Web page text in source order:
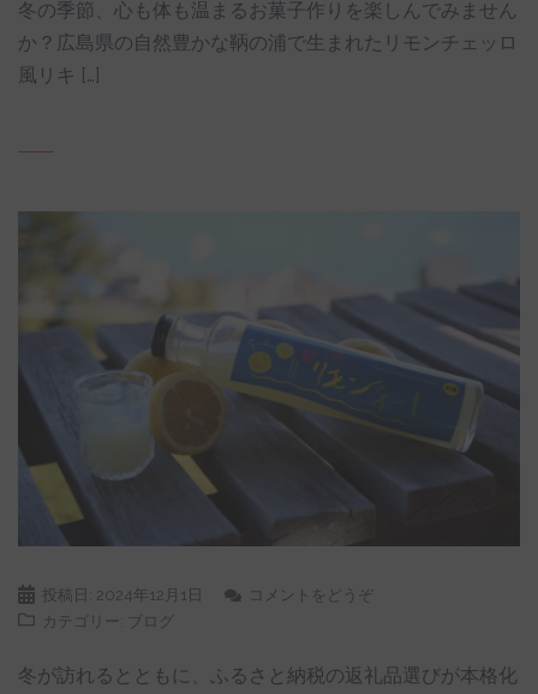
冬の季節、心も体も温まるお菓子作りを楽しんでみません
か？広島県の自然豊かな鞆の浦で生まれたリモンチェッロ
風リキ […]
投稿日: 2024年12月1日
コメントをどうぞ
カテゴリー:
ブログ
冬が訪れるとともに、ふるさと納税の返礼品選びが本格化